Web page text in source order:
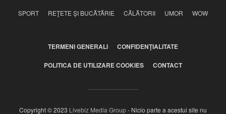
SPORT REŢETE ŞI BUCĂTĂRIE CĂLĂTORII UMOR WOW
TERMENI GENERALI CONFIDENŢIALITATE
POLITICA DE UTILIZARE COOKIES CONTACT
Copyright © 2023 Livebiz Media Group- Nicio parte a acestui site nu